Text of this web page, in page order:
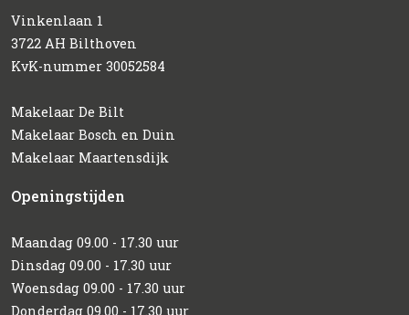
Vinkenlaan 1
3722 AH Bilthoven
KvK-nummer 30052584
Makelaar De Bilt
Makelaar Bosch en Duin
Makelaar Maartensdijk
Openingstijden
Maandag 09.00 - 17.30 uur
Dinsdag 09.00 - 17.30 uur
Woensdag 09.00 - 17.30 uur
Donderdag 09.00 - 17.30 uur